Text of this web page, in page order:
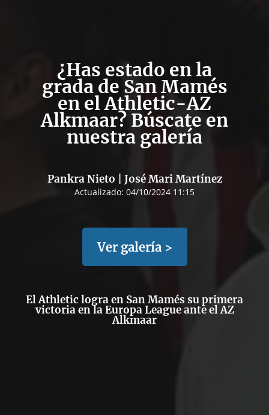
¿Has estado en la
grada de San Mamés
en el Athletic-AZ
Alkmaar? Búscate en
nuestra galería
Pankra Nieto | José Mari Martínez
Actualizado: 04/10/2024 11:15
Ver galería >
El Athletic logra en San Mamés su primera
victoria en la Europa League ante el AZ
Alkmaar